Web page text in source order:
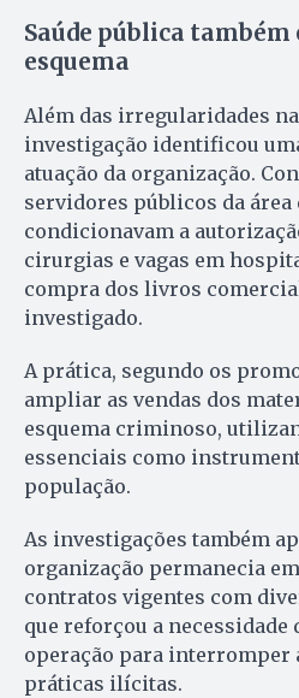
Saúde pública também
esquema
Além das irregularidades
investigação identificou
atuação da organização.
servidores públicos da área
condicionavam a
cirurgias e vagas em
compra dos livros
investigado.
A prática, segundo os
ampliar as vendas dos
esquema criminoso,
essenciais como
população.
As investigações também
organização permanecia
contratos vigentes com
que reforçou a necessidade
operação para interromper
práticas ilícitas.